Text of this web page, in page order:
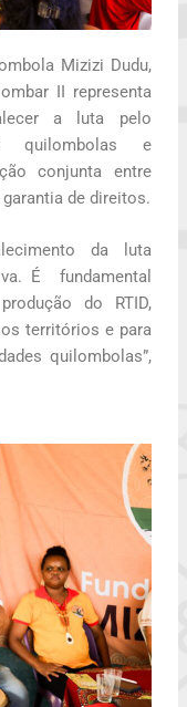
Mizizi Dudu,
II representa
a luta pelo
quilombolas e
conjunta entre
de direitos.
da luta
É fundamental
do RTID,
territórios e para
quilombolas”,